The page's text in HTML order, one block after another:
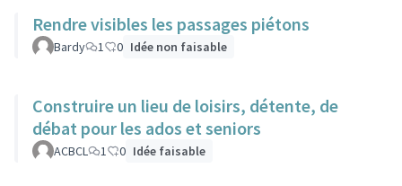
Rendre visibles les passages piétons
Bardy 1 0 Idée non faisable
Construire un lieu de loisirs, détente, de
débat pour les ados et seniors
ACBCL 1 0 Idée faisable